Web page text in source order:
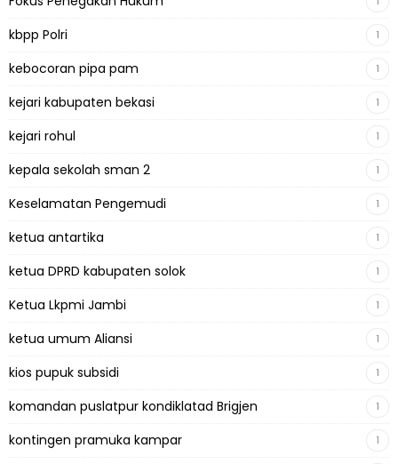
kbpp Polri 1
kebocoran pipa pam 1
kejari kabupaten bekasi 1
kejari rohul 1
kepala sekolah sman 2 1
Keselamatan Pengemudi 1
ketua antartika 1
ketua DPRD kabupaten solok 1
Ketua Lkpmi Jambi 1
ketua umum Aliansi 1
kios pupuk subsidi 1
komandan puslatpur kondiklatad Brigjen 1
kontingen pramuka kampar 1